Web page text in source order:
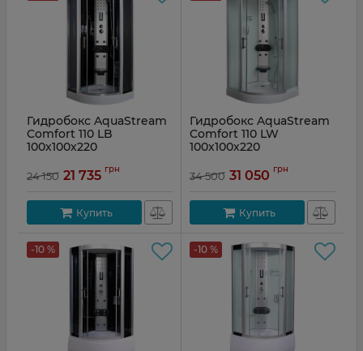
Гидробокс AquaStream
Comfort 110 LB
100х100х220
24 150 21 735 грн
Купить
Гидробокс AquaStream
Comfort 110 LW
100х100х220
34 500 31 050 грн
Купить
-10 % -10 %